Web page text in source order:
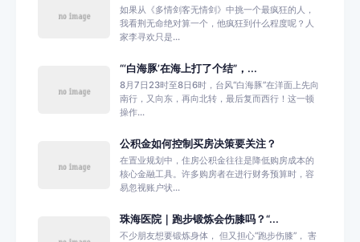
如果从《多情剑客无情剑》中挑一个最疯狂的人，
我看荆无命绝对算一个，他疯狂到什么程度呢？人
家李寻欢只是...
“‘白海豚’在海上打了个结”，...
8月7日23时至8日6时，台风“白海豚”在洋面上先向
南行，又向东，再向北转，最后复而西行！这一顿
操作...
公积金如何控制买房决策要关注？
在置业规划中，住房公积金往往是降低购房成本的
核心金融工具。许多购房者在进行财务预算时，容
易忽视账户状...
珠海医院｜跑步锻炼会伤膝吗？“...
不少朋友想要锻炼身体， 但又担心“跑步伤膝”， 害